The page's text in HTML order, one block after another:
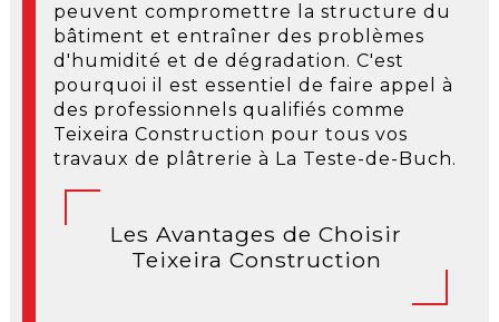
peuvent compromettre la structure du
bâtiment et entraîner des problèmes
d'humidité et de dégradation. C'est
pourquoi il est essentiel de faire appel à
des professionnels qualifiés comme
Teixeira Construction pour tous vos
travaux de plâtrerie à La Teste-de-Buch.
Les Avantages de Choisir
Teixeira Construction